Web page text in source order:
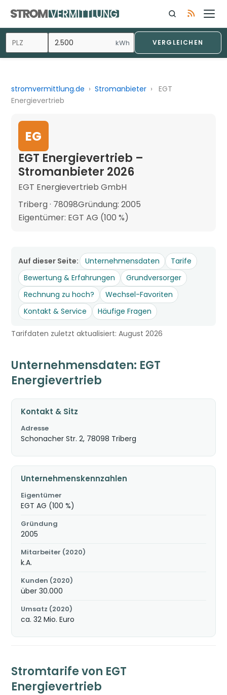
kWh VERGLEICHEN
stromvermittlung.de › Stromanbieter ›
EGT
Energievertrieb
EG
EGT Energievertrieb –
Stromanbieter 2026
EGT Energievertrieb GmbH
Triberg · 78098Gründung: 2005
Eigentümer: EGT AG (100 %)
Auf dieser Seite: Unternehmensdaten
Tarife
Bewertung & Erfahrungen
Grundversorger
Rechnung zu hoch?
Wechsel-Favoriten
Kontakt & Service
Häufige Fragen
Tarifdaten zuletzt aktualisiert: August 2026
Unternehmensdaten: EGT
Energievertrieb
Kontakt & Sitz
Adresse
Schonacher Str. 2, 78098 Triberg
Unternehmenskennzahlen
Eigentümer
EGT AG (100 %)
Gründung
2005
Mitarbeiter (2020)
k.A.
Kunden (2020)
über 30.000
Umsatz (2020)
ca. 32 Mio. Euro
Stromtarife von EGT
Energievertrieb